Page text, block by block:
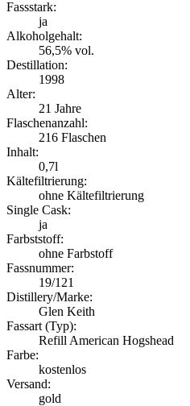
Fassstark:
ja
Alkoholgehalt:
56,5% vol.
Destillation:
1998
Alter:
21 Jahre
Flaschenanzahl:
216 Flaschen
Inhalt:
0,7l
Kältefiltrierung:
ohne Kältefiltrierung
Single Cask:
ja
Farbststoff:
ohne Farbstoff
Fassnummer:
19/121
Distillery/Marke:
Glen Keith
Fassart (Typ):
Refill American Hogshead
Farbe:
kostenlos
Versand:
gold